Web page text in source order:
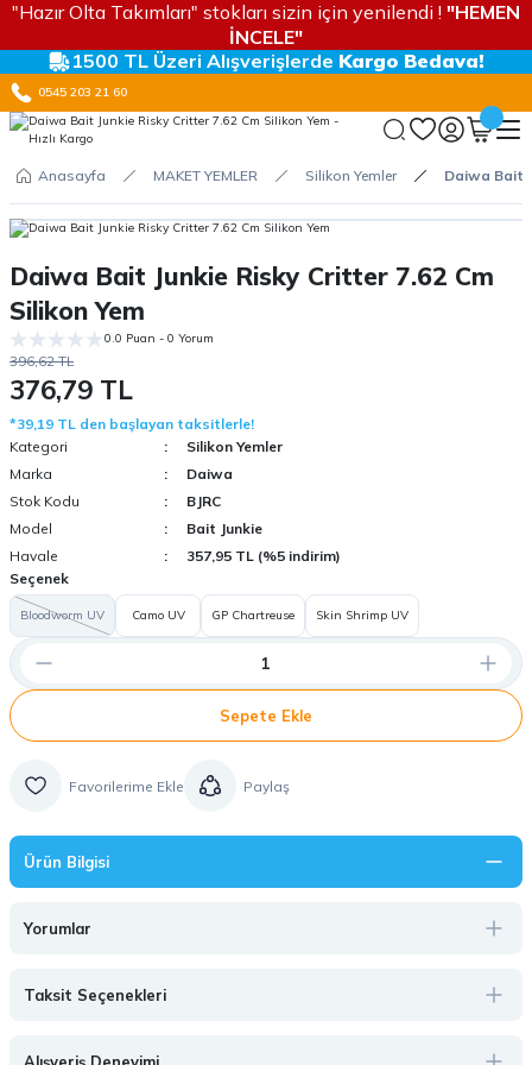
"Hazır Olta Takımları" stokları sizin için yenilendi ! "HEMEN
İNCELE"
1500 TL Üzeri Alışverişlerde Kargo Bedava!
0545 203 21 60
Anasayfa MAKET YEMLER Silikon Yemler Daiwa Bait
Daiwa Bait Junkie Risky Critter 7.62 Cm
Silikon Yem
0.0 Puan - 0 Yorum
396,62 TL
376,79 TL
*39,19 TL den başlayan taksitlerle!
Kategori
Silikon Yemler
Marka
Daiwa
Stok Kodu
BJRC
Model
Bait Junkie
Havale
357,95 TL (%5 indirim)
Seçenek
Bloodworm UV Camo UV GP Chartreuse Skin Shrimp UV
Sepete Ekle
Paylaş
Ürün Bilgisi
Yorumlar
Taksit Seçenekleri